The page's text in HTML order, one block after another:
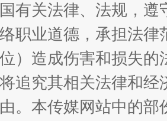
生生不息 一
有关法律、法规，
职业道德，承担法
）造成伤害和损失
追究其相关法律和
。本传媒网站中的